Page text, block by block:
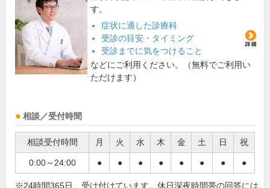
す。
症状に適した診療科
受診の目安・タイミング
受診までに気をつけること
などにご利用ください。（無料でご利用い
ただけます）
相談／受付時間
相談受付時間 月 火 水 木 金 土 日 祝
0:00～24:00 ● ● ● ● ● ● ● ●
※24時間365日、受け付けています。休日深夜時間帯の回答には